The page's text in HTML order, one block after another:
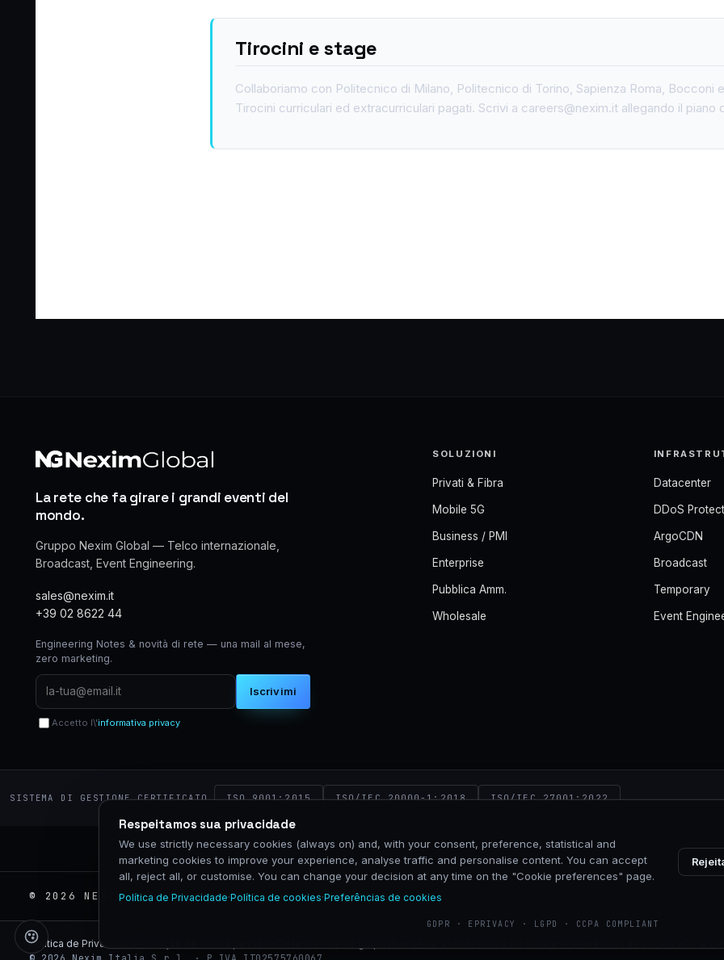
Tirocini e stage
Collaboriamo con Politecnico di Milano, Politecnico di Torino, Sapienza Roma, Bocconi
Tirocini curriculari ed extracurriculari pagati. Scrivi a careers@nexim.it allegando il piano
La rete che fa girare i grandi eventi del
mondo.
Gruppo Nexim Global — Telco internazionale,
Broadcast, Event Engineering.
sales@nexim.it
+39 02 8622 44
Engineering Notes & novità di rete — una mail al mese,
zero marketing.
Iscrivimi
Accetto l\'informativa privacy
SOLUZIONI
Privati & Fibra
Mobile 5G
Business / PMI
Enterprise
Pubblica Amm.
Wholesale
Datacenter
DDoS
ArgoCDN
Broadcast
Temporary
Event
SISTEMA DI GESTIONE CERTIFICATO ISO 9001:2015 ISO/IEC 20000-1:2018 ISO/IEC 27001:2022
© 2026 NEXIM GLOBAL · P.IVA 02575760067 · VIA CALDERA 21, 20153 MILANO
Respeitamos sua privacidade
We use strictly necessary cookies (always on) and, with your consent, preference, statistical and
marketing cookies to improve your experience, analyse traffic and personalise content. You can accept
all, reject all, or customise. You can change your decision at any time on the "Cookie preferences" page.
Política de Privacidade·Política de cookies·Preferências de cookies
GDPR · EPRIVACY · LGPD · CCPA COMPLIANT
Política de Privacidade